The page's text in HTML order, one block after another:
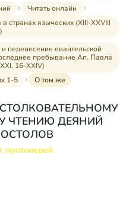
Читать онлайн
языческих (XIII-XXVIII
перенесение евангельской
пребывание Ап. Павла
16-XXIV)
1-5 О том же
ЧТЕНИЮ ДЕЯНИЙ
протоиерей